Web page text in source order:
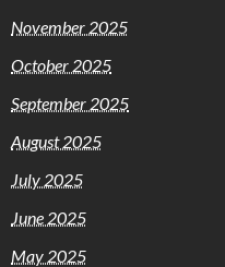
November 2025
October 2025
September 2025
August 2025
July 2025
June 2025
May 2025